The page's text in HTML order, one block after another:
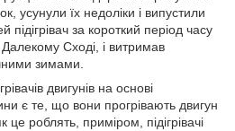
усунули їх недоліки і випустили
підігрівач за короткий період часу
Сході, і витримав
зимами.
двигунів на основі
є те, що вони прогрівають двигун
роблять, приміром, підігрівачі